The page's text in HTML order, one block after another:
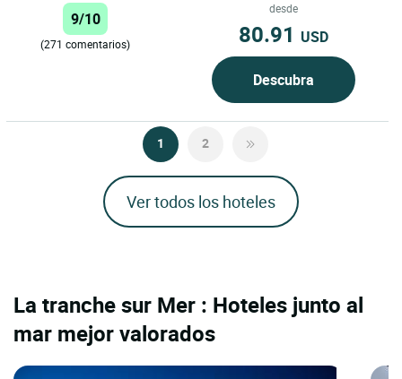
9/10
(271 comentarios)
desde
80.91 USD
Descubra
1 2
Ver todos los hoteles
La tranche sur Mer : Hoteles junto al
mar mejor valorados